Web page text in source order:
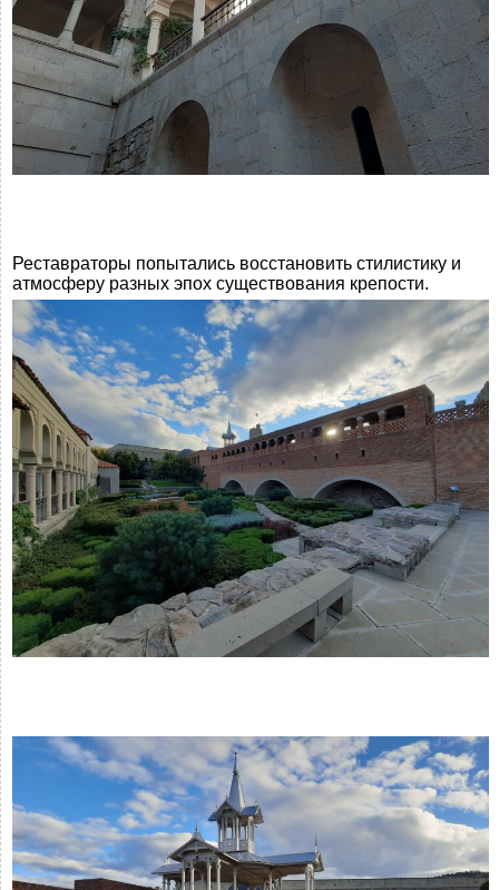
Реставраторы попытались восстановить стилистику и
атмосферу разных эпох существования крепости.